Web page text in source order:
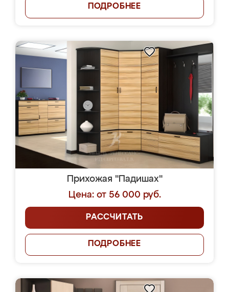
ПОДРОБНЕЕ
Прихожая "Падишах"
Цена: от 56 000 руб.
РАССЧИТАТЬ
ПОДРОБНЕЕ